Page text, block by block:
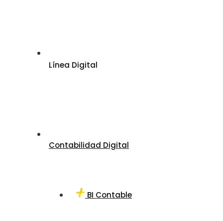
Línea Digital
Contabilidad Digital
BI Contable